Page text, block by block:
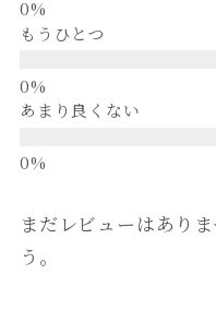
もうひとつ
あまり良くない
まだレビューはあり
う。